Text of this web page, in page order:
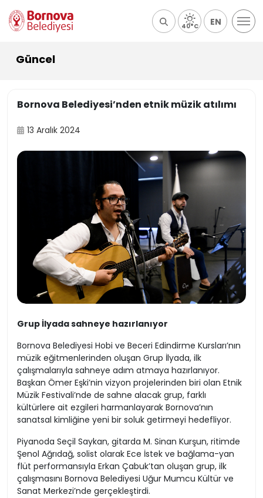
40°C EN
Güncel
Bornova Belediyesi’nden etnik müzik atılımı
13 Aralık 2024
Grup İlyada sahneye hazırlanıyor
Bornova Belediyesi Hobi ve Beceri Edindirme Kursları’nın
müzik eğitmenlerinden oluşan Grup İlyada, ilk
çalışmalarıyla sahneye adım atmaya hazırlanıyor.
Başkan Ömer Eşki’nin vizyon projelerinden biri olan Etnik
Müzik Festivali’nde de sahne alacak grup, farklı
kültürlere ait ezgileri harmanlayarak Bornova’nın
sanatsal kimliğine yeni bir soluk getirmeyi hedefliyor.
Piyanoda Seçil Saykan, gitarda M. Sinan Kurşun, ritimde
Şenol Ağrıdağ, solist olarak Ece İstek ve bağlama-yan
flüt performansıyla Erkan Çabuk’tan oluşan grup, ilk
çalışmasını Bornova Belediyesi Uğur Mumcu Kültür ve
Sanat Merkezi’nde gerçekleştirdi.